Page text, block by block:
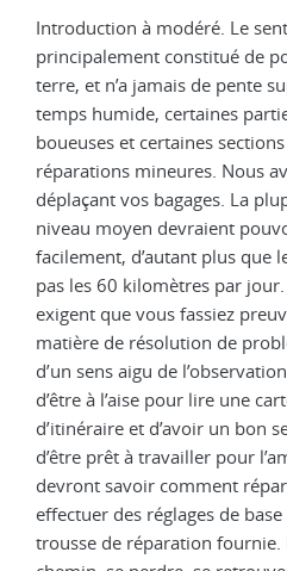
Introduction à modéré. Le
principalement constitué de
terre, et n’a jamais de pente
temps humide, certaines
boueuses et certaines
réparations mineures. Nous
déplaçant vos bagages. La
niveau moyen devraient
facilement, d’autant plus que
pas les 60 kilomètres par
exigent que vous fassiez
matière de résolution de
d’un sens aigu de
d’être à l’aise pour lire une
d’itinéraire et d’avoir un bon
d’être prêt à travailler pour
devront savoir comment
effectuer des réglages de
trousse de réparation